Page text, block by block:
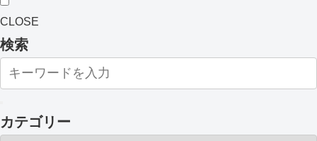
CLOSE
検索
カテゴリー